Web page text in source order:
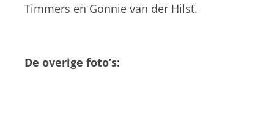
Timmers en Gonnie van der Hilst.
De overige foto’s: